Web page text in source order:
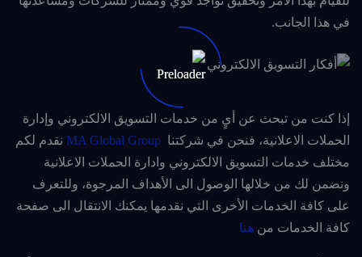
في هذا الجانب.
إذا كنت من تبحث عن أيٍ من خدمات التسويق الالكتروني وإدارة
الحملات الاعلانية، فنحن في شركتنا MA Global Group نقدم لكم
مختلف خدمات التسويق الالكتروني وادارة الحملات الاعلانية
ونضمن لك من خلالها الوصول الى الأهداف المرجوة، وللتعرف
على كافة الخدمات الأخرى التي نقدمها يمكنك الانتقال الى صفحة
كافة الخدمات من هنا